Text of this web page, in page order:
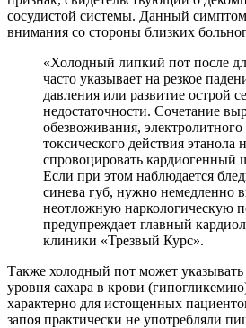
сосудистой системы. Данный симптом
внимания со стороны близких
«Холодный липкий пот после
часто указывает на резкое
давления или развитие острой
недостаточности. Сочетание
обезвоживания, электролитного
токсического действия
спровоцировать кардиогенный
Если при этом наблюдается
синева губ, нужно немедленно
неотложную наркологическую
предупреждает главный
клиники «Трезвый Курс».
Также холодный пот может указывать
уровня сахара в крови
характерно для истощенных
запоя практически не употребляли